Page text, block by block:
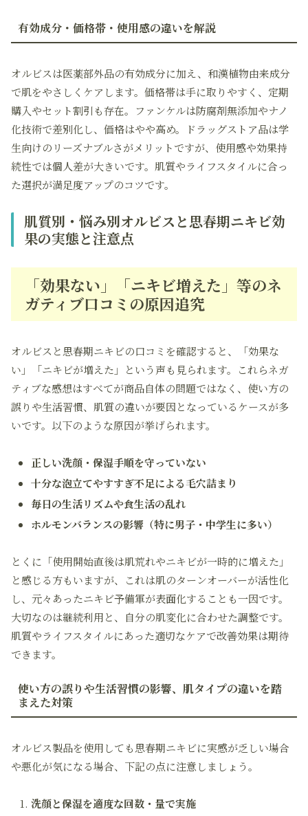
有効成分・価格帯・使用感の違いを解説
オルビスは医薬部外品の有効成分に加え、和漢植物由来成分
で肌をやさしくケアします。価格帯は手に取りやすく、定期
購入やセット割引も存在。ファンケルは防腐剤無添加やナノ
化技術で差別化し、価格はやや高め。ドラッグストア品は学
生向けのリーズナブルさがメリットですが、使用感や効果持
続性では個人差が大きいです。肌質やライフスタイルに合っ
た選択が満足度アップのコツです。
肌質別・悩み別オルビスと思春期ニキビ効
果の実態と注意点
「効果ない」「ニキビ増えた」等のネ
ガティブ口コミの原因追究
オルビスと思春期ニキビの口コミを確認すると、「効果な
い」「ニキビが増えた」という声も見られます。これらネガ
ティブな感想はすべてが商品自体の問題ではなく、使い方の
誤りや生活習慣、肌質の違いが要因となっているケースが多
いです。以下のような原因が挙げられます。
正しい洗顔・保湿手順を守っていない
十分な泡立てやすすぎ不足による毛穴詰まり
毎日の生活リズムや食生活の乱れ
ホルモンバランスの影響（特に男子・中学生に多い）
とくに「使用開始直後は肌荒れやニキビが一時的に増えた」
と感じる方もいますが、これは肌のターンオーバーが活性化
し、元々あったニキビ予備軍が表面化することも一因です。
大切なのは継続利用と、自分の肌変化に合わせた調整です。
肌質やライフスタイルにあった適切なケアで改善効果は期待
できます。
使い方の誤りや生活習慣の影響、肌タイプの違いを踏
まえた対策
オルビス製品を使用しても思春期ニキビに実感が乏しい場合
や悪化が気になる場合、下記の点に注意しましょう。
洗顔と保湿を適度な回数・量で実施